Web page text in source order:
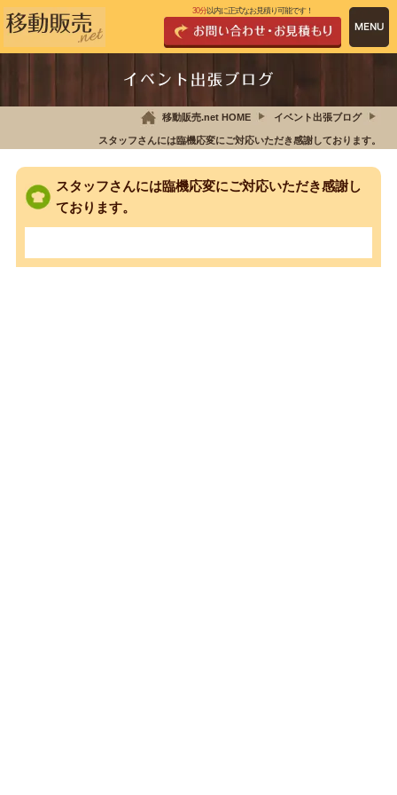
30分以内に正式なお見積り可能です！
イベント出張ブログ
移動販売.net HOME イベント出張ブログ
スタッフさんには臨機応変にご対応いただき感謝しております。
スタッフさんには臨機応変にご対応いただき感謝し
ております。